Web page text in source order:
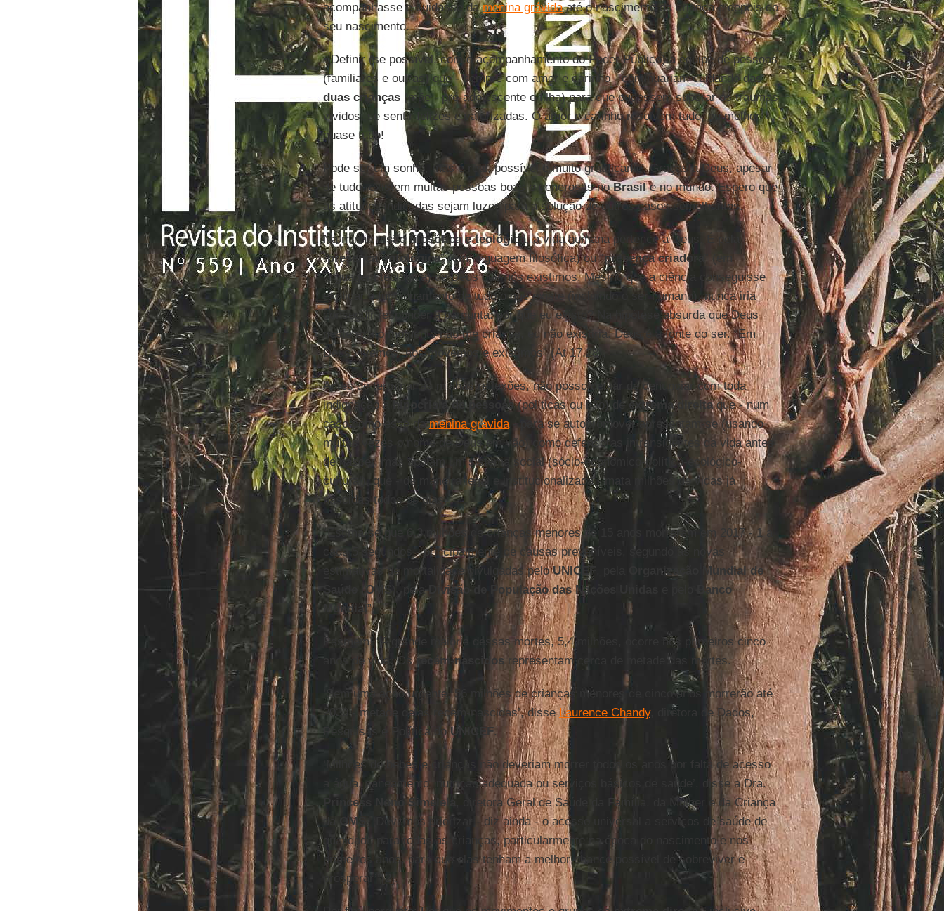
acompanhasse e cuidasse damenina grávidaaté o nascimento da criança e depois do
seu nascimento.
• Definir (se possível, com o acompanhamento do Poder Público) a equipe de pessoas
(familiares e outras) que - sempre com amor e carinho - continuariam cuidando das
duas crianças(mãe - pré-adolescente e filha) para que pudessem superar os traumas
vividos, se sentir felizes e valorizadas. O amor e carinho resolvem tudo, ou melhor,
quase tudo!
Pode ser um sonho, mas é real, possível e muito gratificante. Graças a Deus, apesar
de tudo, existem muitas pessoas boas e generosas noBrasile no mundo. Espero que
as atitudes indicadas sejam luzes para a solução de outros casos semelhantes.
Na minhavisão filosófica e teológica, a vida humana pertence a Deus. É pela
“presença ontológica” (em linguagem filosófica) ou “presença criadora
” (em
linguagem teológica) de Deus que nós existimos. Mesmo que a ciência conseguisse
explicar o funcionamento de tudo o que existe (incluindo o ser humano), nunca iria
conseguir responder à pergunta: por que eu existo? Na hipótese absurda que Deus
neste exato momento não me criasse, eu não existiria. Deus é a fonte do ser. “Em
Deus vivemos, nos movemos e existimos” (At 17,28).
Antes de terminar as minhas reflexões, não posso deixar de denunciar com toda
indignação a hipocrisia de pessoas(políticas ou não) de extrema direitaque - num
caso como esse damenina grávida- para se autopromover apresentam-se (usando
muitas vezes o nome de Deus em vão) como defensoras intransigentes da vida antes
de nascer, mas apoiam um sistema social (sócio-econômico-político-ecológico-
cultural), que - de maneira legal e institucionalizada - mata milhões de vidas já
nascidas todos os dias.
“Estima-se que 6,3 milhões de crianças menores de 15 anos morreram em 2017 - 1 a
cada 5 segundos - principalmente de causas preveníveis, segundo as novas
estimativas de mortalidade divulgadas peloUNICEF
Organização Mundial de
Saúde
(OMS ), pelaDivisão de População das Nações Unidas
Banco
Mundial”.
Pasmem! “A grande maioria dessas mortes, 5,4 milhões, ocorre nos primeiros cinco
anos de vida. Osrecém-nascidosrepresentam cerca de metade das mortes.
‘Sem uma ação urgente, 56 milhões de crianças menores de cinco anos morrerão até
2030 - metade delas recém-nascidas’, disseLaurence Chandy, diretora de Dados,
Pesquisas e Política doUNICEF.
‘Milhões de bebés e crianças não deveriam morrer todos os anos por falta de acesso
a água, saneamento, nutrição adequada ou serviços básicos de saúde’, disse a Dra.
Princess Nono Simelela
, diretora Geral de Saúde da Família, da Mulher e da Criança
da
OMS
. ‘Devemos priorizar - diz ainda - o acesso universal a serviços de saúde de
qualidade para todas as crianças, particularmente na época do nascimento e nos
primeiros anos, para que elas tenham a melhor chance possível de sobreviver e
prosperar’”[2].